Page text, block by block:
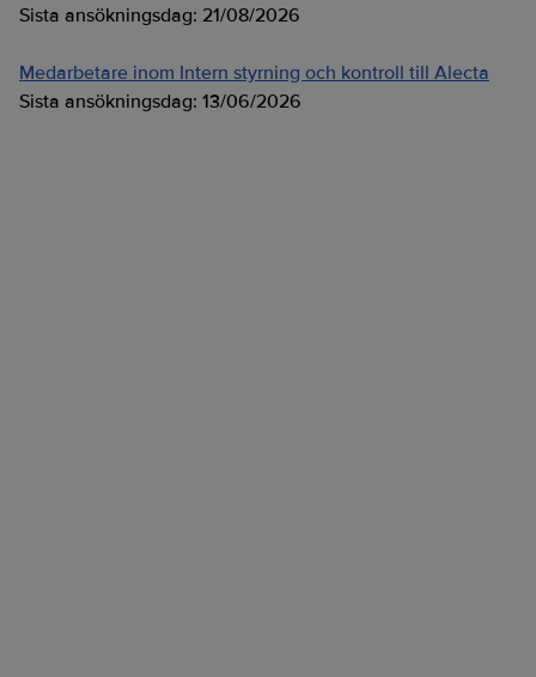
Sista ansökningsdag: 21/08/2026
Medarbetare inom Intern styrning och kontroll till Alecta
Sista ansökningsdag: 13/06/2026